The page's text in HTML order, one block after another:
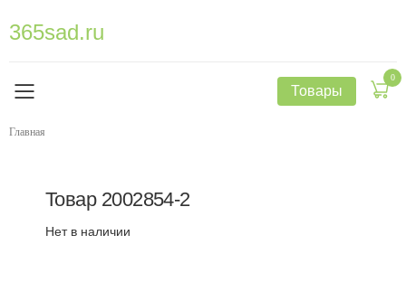
365sad.ru
Товары
0
Главная
Товар 2002854-2
Нет в наличии